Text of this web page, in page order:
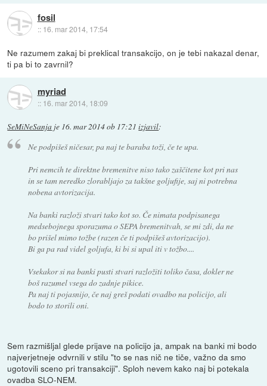
fosil
:: 16. mar 2014, 17:54
Ne razumem zakaj bi preklical transakcijo, on je tebi nakazal denar,
ti pa bi to zavrnil?
myriad
:: 16. mar 2014, 18:09
SeMiNeSanja je 16. mar 2014 ob 17:21 izjavil:
Ne podpišeš ničesar, pa naj te baraba toži, če te upa.
Pri nemcih te direktne bremenitve niso tako zaščitene kot pri nas
in se tam neredko zlorabljajo za takšne goljufije, saj ni potrebna
nobena avtorizacija.
Na banki razloži stvari tako kot so. Če nimata podpisanega
medsebojnega sporazuma o SEPA bremenitvah, se mi zdi, da ne
bo prišel mimo tožbe (razen če ti podpišeš avtorizacijo).
Bi ga pa rad videl goljufa, ki bi si upal iti v tožbo....
Vsekakor si na banki pusti stvari razložiti toliko časa, dokler ne
boš razumel vsega do zadnje pikice.
Pa naj ti pojasnijo, če naj greš podati ovadbo na policijo, ali
bodo to storili oni.
Sem razmišljal glede prijave na policijo ja, ampak na banki mi bodo
najverjetneje odvrnili v stilu "to se nas nič ne tiče, važno da smo
ugotovili sceno pri transakciji". Sploh nevem kako naj bi potekala
ovadba SLO-NEM.